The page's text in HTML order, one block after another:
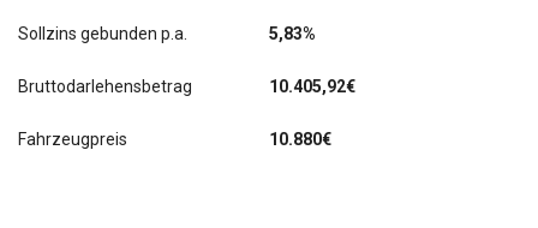
Sollzins gebunden p.a. 5,83%
Bruttodarlehensbetrag 10.405,92€
Fahrzeugpreis 10.880€